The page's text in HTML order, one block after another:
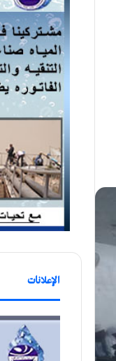
الإعلانات